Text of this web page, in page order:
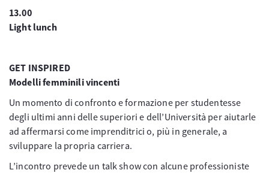
13.00
Light lunch
GET INSPIRED
Modelli femminili vincenti
Un momento di confronto e formazione per studentesse
degli ultimi anni delle superiori e dell’Università per aiutarle
ad affermarsi come imprenditrici o, più in generale, a
sviluppare la propria carriera.
L’incontro prevede un talk show con alcune professioniste